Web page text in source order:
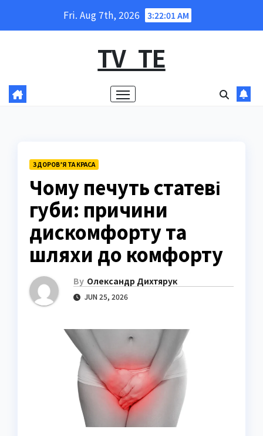
Fri. Aug 7th, 2026 3:22:02 AM
TV_TE
ЗДОРОВ’Я ТА КРАСА
Чому печуть статеві
губи: причини
дискомфорту та
шляхи до комфорту
By Олександр Дихтярук
JUN 25, 2026